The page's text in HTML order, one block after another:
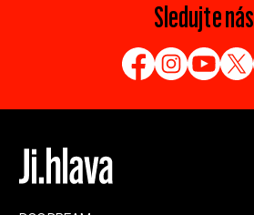
Sledujte nás